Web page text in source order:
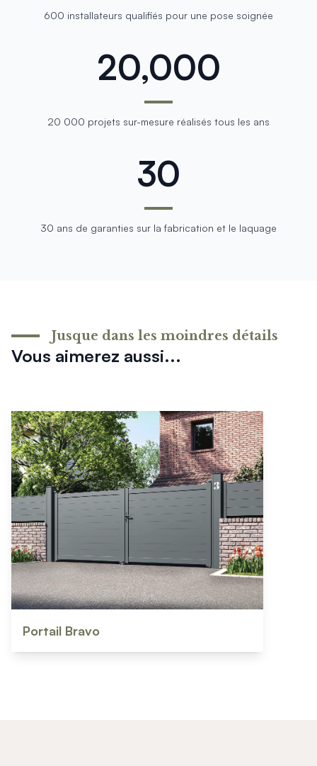
600 installateurs qualifiés pour une pose soignée
20,000
20 000 projets sur-mesure réalisés tous les ans
30
30 ans de garanties sur la fabrication et le laquage
Vous aimerez aussi...
Jusque dans les moindres détails
Portail Bravo